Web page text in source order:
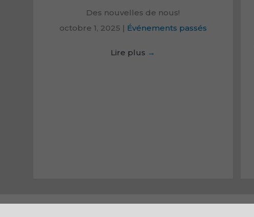
Des nouvelles de nous!
octobre 1, 2025 | Événements passés
Lire plus →